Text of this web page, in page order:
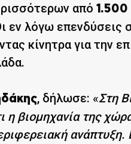
από
εν λόγω επενδύσεις
κίνητρα για την
, δήλωσε: «Στη
η βιομηχανία της